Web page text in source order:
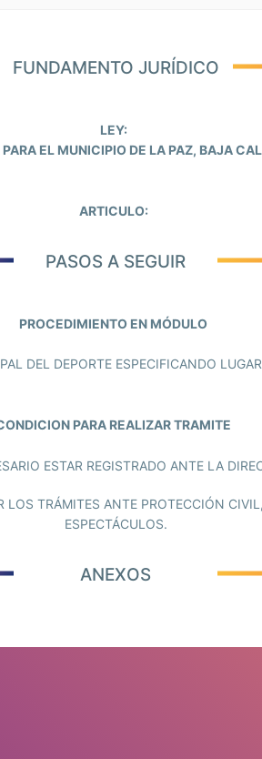
FUNDAMENTO JURÍDICO
LEY:
EL MUNICIPIO DE LA PAZ, BAJA
ARTICULO:
PASOS A SEGUIR
PROCEDIMIENTO EN MÓDULO
DEL DEPORTE ESPECIFICANDO
PARA REALIZAR TRAMITE
ESTAR REGISTRADO ANTE LA
LOS TRÁMITES ANTE PROTECCIÓN
ESPECTÁCULOS.
ANEXOS